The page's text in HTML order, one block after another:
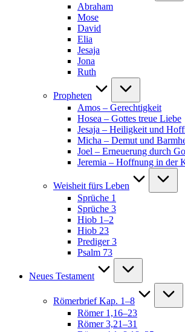
Abraham
Mose
David
Elia
Jesaja
Jona
Ruth
Propheten
Amos – Gerechtigkeit
Hosea – Gottes treue Liebe
Jesaja – Heiligkeit und
Micha – Demut und
Joel – Erneuerung durch
Jeremia – Hoffnung in der
Weisheit fürs Leben
Sprüche 1
Sprüche 3
Hiob 1–2
Hiob 23
Prediger 3
Psalm 73
Neues Testament
Römerbrief Kap. 1–8
Römer 1,16–23
Römer 3,21–31